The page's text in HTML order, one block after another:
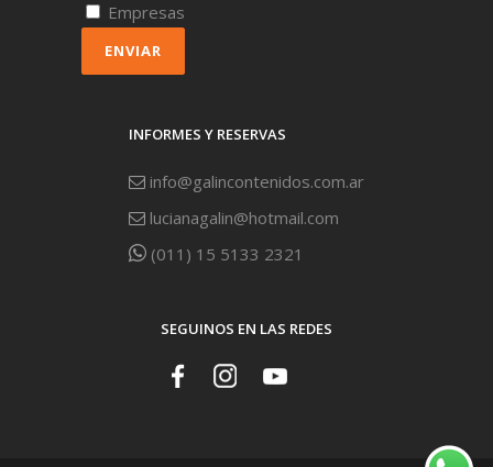
Empresas
ENVIAR
INFORMES Y RESERVAS
info@galincontenidos.com.ar
lucianagalin@hotmail.com
(011) 15 5133 2321
SEGUINOS EN LAS REDES